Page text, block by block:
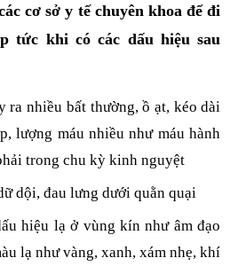
cơ sở y tế chuyên khoa để đi
tức khi có các dấu hiệu sau
ra nhiều bất thường, ồ ạt, kéo dài
lượng máu nhiều như máu hành
trong chu kỳ kinh nguyệt
dội, đau lưng dưới quằn quại
hiệu lạ ở vùng kín như âm đạo
lạ như vàng, xanh, xám nhẹ, khí